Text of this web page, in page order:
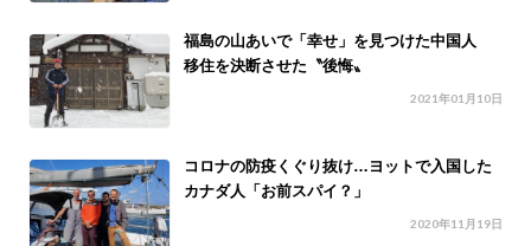
福島の山あいで「幸せ」を見つけた中国人
移住を決断させた〝後悔〟
2021年01月10日
コロナの防疫くぐり抜け…ヨットで入国した
カナダ人「お前スパイ？」
2020年11月19日